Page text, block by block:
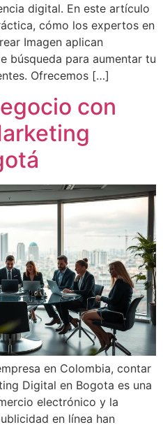
digital. En este artículo
cómo los expertos en
Imagen aplican
búsqueda para aumentar tu
Ofrecemos […]
con
en Colombia, contar
Digital en Bogota es una
electrónico y la
en línea han